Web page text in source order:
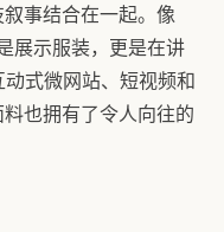
事结合在一起。像
展示服装，更是在讲
式微网站、短视频和
也拥有了令人向往的